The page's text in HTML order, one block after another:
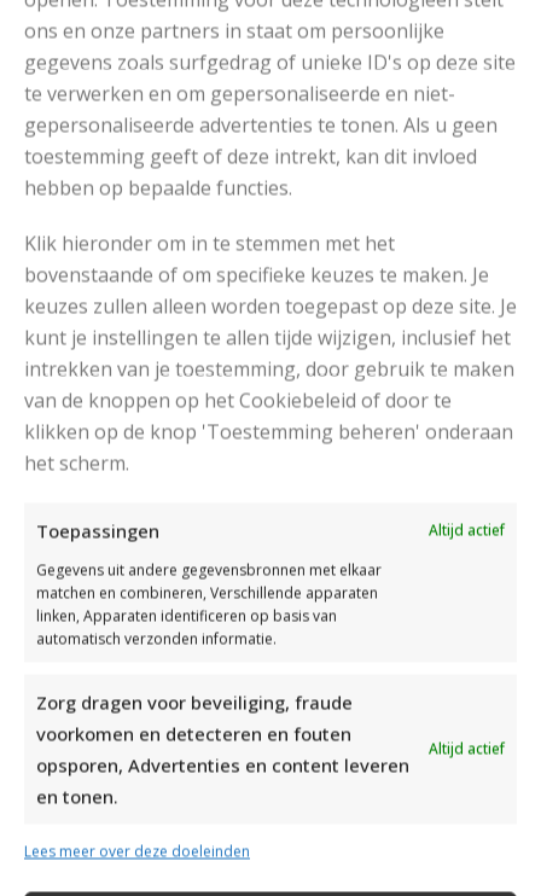
ons en onze partners in staat om persoonlijke
gegevens zoals surfgedrag of unieke ID's op deze site
te verwerken en om gepersonaliseerde en niet-
gepersonaliseerde advertenties te tonen. Als u geen
toestemming geeft of deze intrekt, kan dit invloed
hebben op bepaalde functies.
Klik hieronder om in te stemmen met het
bovenstaande of om specifieke keuzes te maken. Je
keuzes zullen alleen worden toegepast op deze site. Je
kunt je instellingen te allen tijde wijzigen, inclusief het
intrekken van je toestemming, door gebruik te maken
van de knoppen op het Cookiebeleid of door te
klikken op de knop 'Toestemming beheren' onderaan
het scherm.
Toepassingen
Altijd actief
Gegevens uit andere gegevensbronnen met elkaar
matchen en combineren, Verschillende apparaten
linken, Apparaten identificeren op basis van
automatisch verzonden informatie.
Zorg dragen voor beveiliging, fraude
voorkomen en detecteren en fouten
opsporen, Advertenties en content leveren
en tonen.
Altijd actief
Lees meer over deze doeleinden
DOOPJURKJE BREIEN MET BIJPASSEND MUTSJE
EN BROEKJE